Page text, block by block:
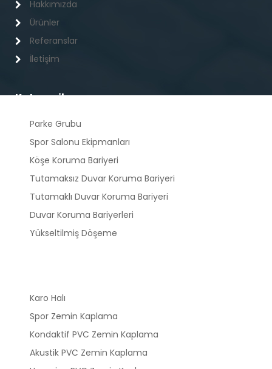
Hakkımızda
Ürünler
Referanslar
İletişim
Kategoriler
Parke Grubu
Spor Salonu Ekipmanları
Köşe Koruma Bariyeri
Tutamaksız Duvar Koruma Bariyeri
Tutamaklı Duvar Koruma Bariyeri
Duvar Koruma Bariyerleri
Yükseltilmiş Döşeme
Karo Halı
Spor Zemin Kaplama
Kondaktif PVC Zemin Kaplama
Akustik PVC Zemin Kaplama